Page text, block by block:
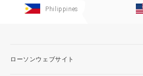
Philippines
ローソンウェブサイト